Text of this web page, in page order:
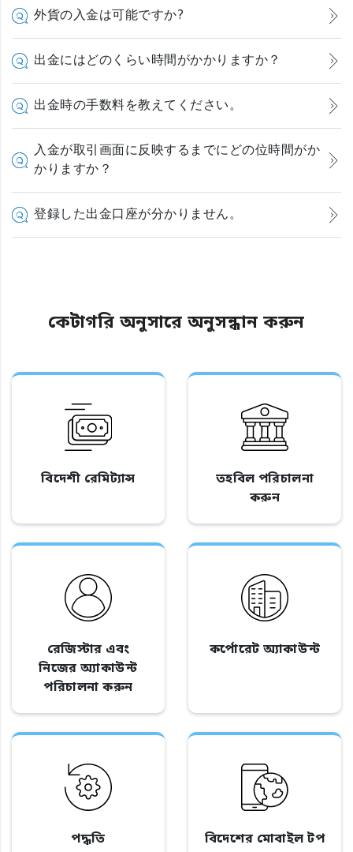
外貨の入金は可能ですか?
出金にはどのくらい時間がかかりますか？
出金時の手数料を教えてください。
入金が取引画面に反映するまでにどの位時間がか
かりますか？
登録した出金口座が分かりません。
কেটাগরি অনুসারে অনুসন্ধান করুন
বিদেশী রেমিট্যান্স
তহবিল পরিচালনা
করুন
রেজিস্টার এবং
নিজের অ্যাকাউন্ট
পরিচালনা করুন
কর্পোরেট অ্যাকাউন্ট
পদ্ধতি
বিদেশের মোবাইল টপ